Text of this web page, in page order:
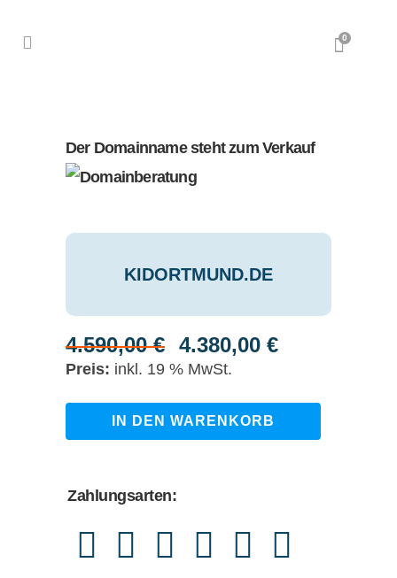
0
Der Domainname steht zum Verkauf
KIDORTMUND.DE
4.590,00€
Ursprünglicher
Preis
4.590,00 €
4.380,00 €Aktueller
inkl. 19 % MwSt.
kidortmund.de
IN DEN WARENKORB
Zahlungsarten: